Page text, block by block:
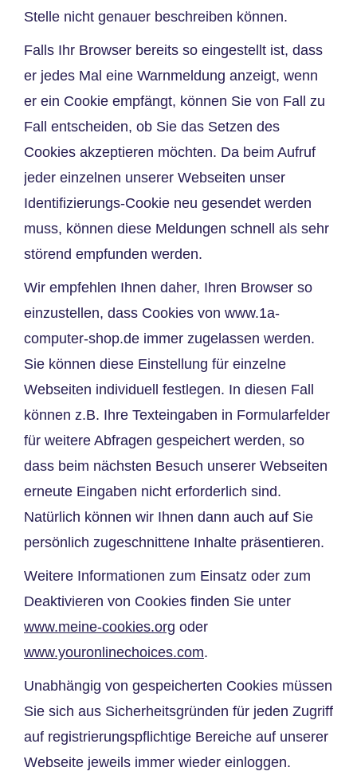
Stelle nicht genauer beschreiben können.
Falls Ihr Browser bereits so eingestellt ist, dass
er jedes Mal eine Warnmeldung anzeigt, wenn
er ein Cookie empfängt, können Sie von Fall zu
Fall entscheiden, ob Sie das Setzen des
Cookies akzeptieren möchten. Da beim Aufruf
jeder einzelnen unserer Webseiten unser
Identifizierungs-Cookie neu gesendet werden
muss, können diese Meldungen schnell als sehr
störend empfunden werden.
Wir empfehlen Ihnen daher, Ihren Browser so
einzustellen, dass Cookies von www.1a-
computer-shop.de immer zugelassen werden.
Sie können diese Einstellung für einzelne
Webseiten individuell festlegen. In diesen Fall
können z.B. Ihre Texteingaben in Formularfelder
für weitere Abfragen gespeichert werden, so
dass beim nächsten Besuch unserer Webseiten
erneute Eingaben nicht erforderlich sind.
Natürlich können wir Ihnen dann auch auf Sie
persönlich zugeschnittene Inhalte präsentieren.
Weitere Informationen zum Einsatz oder zum
Deaktivieren von Cookies finden Sie unter
www.meine-cookies.org oder
www.youronlinechoices.com.
Unabhängig von gespeicherten Cookies müssen
Sie sich aus Sicherheitsgründen für jeden Zugriff
auf registrierungspflichtige Bereiche auf unserer
Webseite jeweils immer wieder einloggen.